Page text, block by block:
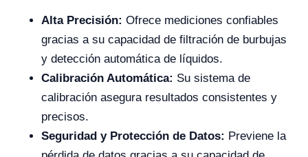
Alta Precisión: Ofrece mediciones confiables
gracias a su capacidad de filtración de burbujas
y detección automática de líquidos.
Calibración Automática: Su sistema de
calibración asegura resultados consistentes y
precisos.
Seguridad y Protección de Datos: Previene la